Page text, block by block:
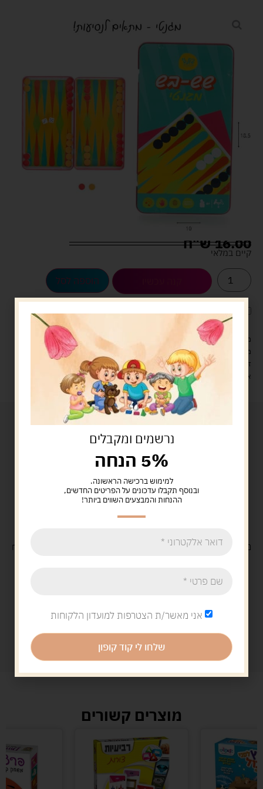
16.00ש"ח
קיים במלאי
הוספה לסל
לארוז את המוצר באריזת מתנה5.00 ש"ח ?
מעל 329 ש"ח, משלוח עם שליח עד הבית חינם! – 0 ₪
משלוח עם שליח עד הבית: 29 ש"ח
זמן אספקה: עד 4 ימי עסקים.
איסוף עצמי: מ"ביתר טויס" רחוב בניין דוד 18, ביתר עילית.
משלוח חינםבקנייה מעל 329 ש"ח
מוצרים קשורים
נרשמים ומקבלים
5% הנחה
למימוש ברכישה הראשונה.
ובנוסף תקבלו עדכונים על הפריטים החדשים,
ההנחות והמבצעים השווים ביותר!
אני מאשר/ת הצטרפות למועדון הלקוחות
שלחו לי קוד קופון